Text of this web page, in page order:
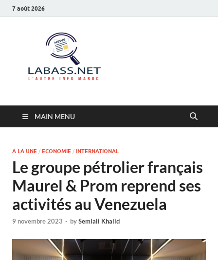
7 août 2026
MAIN MENU
A LA UNE / ECONOMIE / INTERNATIONAL
Le groupe pétrolier français
Maurel & Prom reprend ses
activités au Venezuela
9 novembre 2023 - bySemlali Khalid